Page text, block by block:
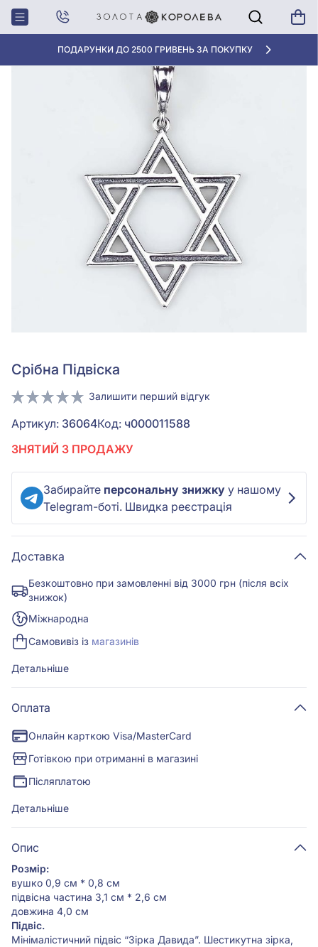
«КРАЩА ЦІНА» ВІД 5945 ГРН/ГРАМ
Головна Срiбна Підвіска
Срiбна Підвіска
Залишити перший відгук
Артикул: 36064Код: ч000011588
ЗНЯТИЙ З ПРОДАЖУ
Забирайте персональну знижку у нашому
Telegram-боті. Швидка реєстрація
Доставка
Безкоштовно при замовленні від 3000 грн (після всіх
знижок)
Міжнародна
Самовивіз із магазинів
Детальніше
Оплата
Онлайн карткою Visa/MasterCard
Готівкою при отриманні в магазині
Післяплатою
Детальніше
Опис
Розмір:
вушко 0,9 см * 0,8 см
підвісна частина 3,1 см * 2,6 см
довжина 4,0 см
Підвіс.
Мінімалістичний підвіс “Зірка Давида”. Шестикутна зірка,